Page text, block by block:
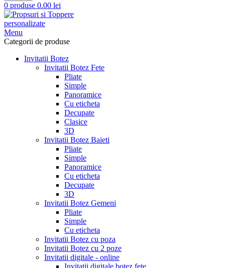
0 produse 0.00 lei
Menu
Categorii de produse
Invitatii Botez
Invitatii Botez Fete
Pliate
Simple
Panoramice
Cu eticheta
Decupate
Clasice
3D
Invitatii Botez Baieti
Pliate
Simple
Panoramice
Cu eticheta
Decupate
3D
Invitatii Botez Gemeni
Pliate
Simple
Cu eticheta
Invitatii Botez cu poza
Invitatii Botez cu 2 poze
Invitatii digitale - online
Invitatii digitale botez fete